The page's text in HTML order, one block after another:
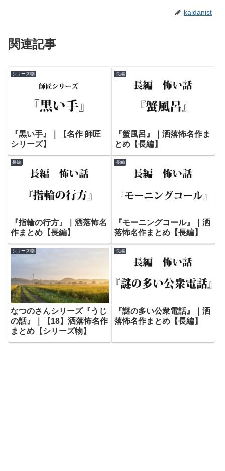
kaidanist
関連記事
シリーズ物
『黒い手』｜【名作 師匠
シリーズ】
長編
『蟹風呂』｜洒落怖名作ま
とめ【長編】
長編
『指輪の行方』｜洒落怖名
作まとめ【長編】
長編
『モーニングコール』｜洒
落怖名作まとめ【長編】
シリーズ物
なつのさんシリーズ『うじ
の話』｜【18】洒落怖名作
まとめ【シリーズ物】
長編
『謎の多い公衆電話』｜洒
落怖名作まとめ【長編】